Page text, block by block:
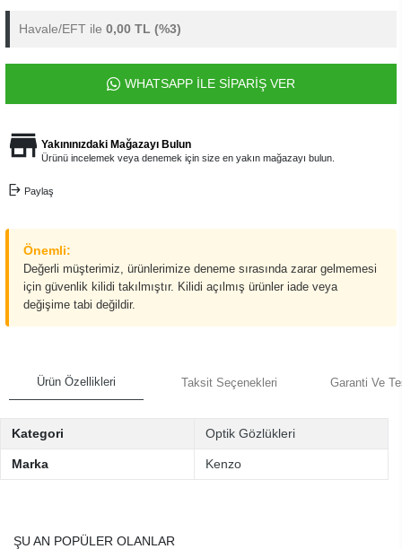
Havale/EFT ile 0,00 TL (%3)
WHATSAPP İLE SİPARİŞ VER
Yakınınızdaki Mağazayı Bulun
Ürünü incelemek veya denemek için size en yakın mağazayı bulun.
Paylaş
Önemli:
Değerli müşterimiz, ürünlerimize deneme sırasında zarar gelmemesi
için güvenlik kilidi takılmıştır. Kilidi açılmış ürünler iade veya
değişime tabi değildir.
Ürün Özellikleri Taksit Seçenekleri Garanti Ve
Kategori Optik Gözlükleri
Marka Kenzo
ŞU AN POPÜLER OLANLAR